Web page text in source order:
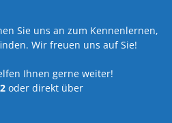
Sie uns an zum Kennenlernen,
Wir freuen uns auf Sie!
oder direkt über